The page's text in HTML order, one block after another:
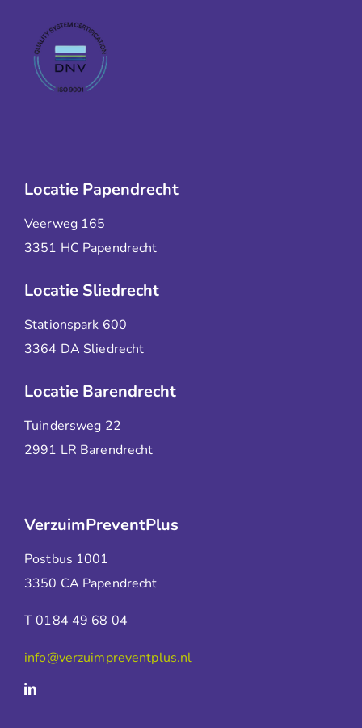
Locatie Papendrecht
Veerweg 165
3351 HC Papendrecht
Locatie Sliedrecht
Stationspark 600
3364 DA Sliedrecht
Locatie Barendrecht
Tuindersweg 22
2991 LR Barendrecht
VerzuimPreventPlus
Postbus 1001
3350 CA Papendrecht
T 0184 49 68 04
info@verzuimpreventplus.nl